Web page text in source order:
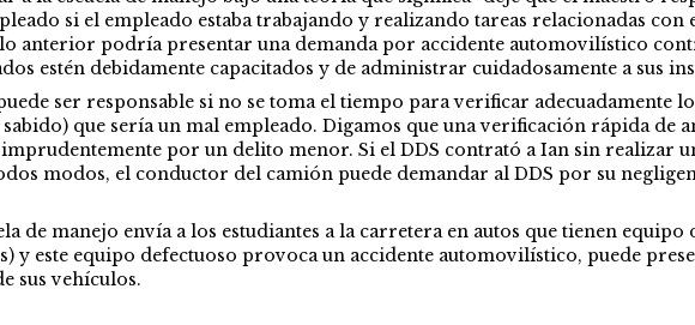
si el empleado estaba trabajando y realizando tareas relacionadas
anterior podría presentar una demanda por accidente automovilístico
estén debidamente capacitados y de administrar cuidadosamente a sus
ser responsable si no se toma el tiempo para verificar adecuadamente
que sería un mal empleado. Digamos que una verificación rápida de
por un delito menor. Si el DDS contrató a Ian sin realizar
modos, el conductor del camión puede demandar al DDS por su
de manejo envía a los estudiantes a la carretera en autos que tienen
y este equipo defectuoso provoca un accidente automovilístico, puede
sus vehículos.